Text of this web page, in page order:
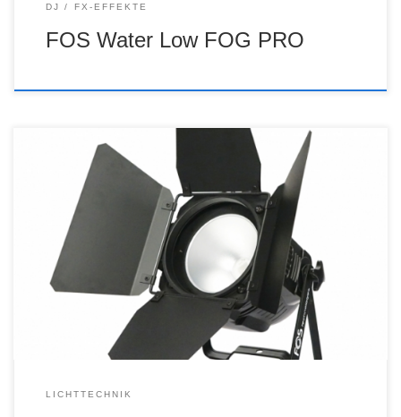
DJ FX-EFFEKTE
FOS Water Low FOG PRO
LICHTTECHNIK